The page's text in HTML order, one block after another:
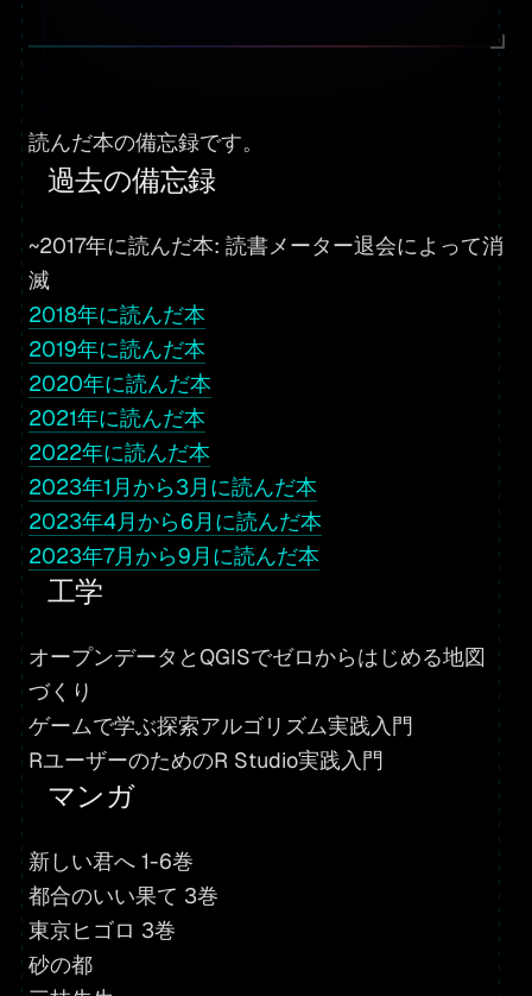
読んだ本の備忘録です。
過去の備忘録
~2017年に読んだ本: 読書メーター退会によって消
滅
2018年に読んだ本
2019年に読んだ本
2020年に読んだ本
2021年に読んだ本
2022年に読んだ本
2023年1月から3月に読んだ本
2023年4月から6月に読んだ本
2023年7月から9月に読んだ本
工学
オープンデータとQGISでゼロからはじめる地図
づくり
ゲームで学ぶ探索アルゴリズム実践入門
RユーザーのためのR Studio実践入門
マンガ
新しい君へ 1-6巻
都合のいい果て 3巻
東京ヒゴロ 3巻
砂の都